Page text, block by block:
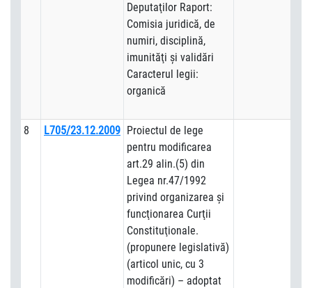
Deputaţilor Raport:
Comisia juridică, de
numiri, disciplină,
imunităţi şi validări
Caracterul legii:
organică
8 L705/23.12.2009 Proiectul de lege
pentru modificarea
art.29 alin.(5) din
Legea nr.47/1992
privind organizarea şi
funcţionarea Curţii
Constituţionale.
(propunere legislativă)
(articol unic, cu 3
modificări) – adoptat